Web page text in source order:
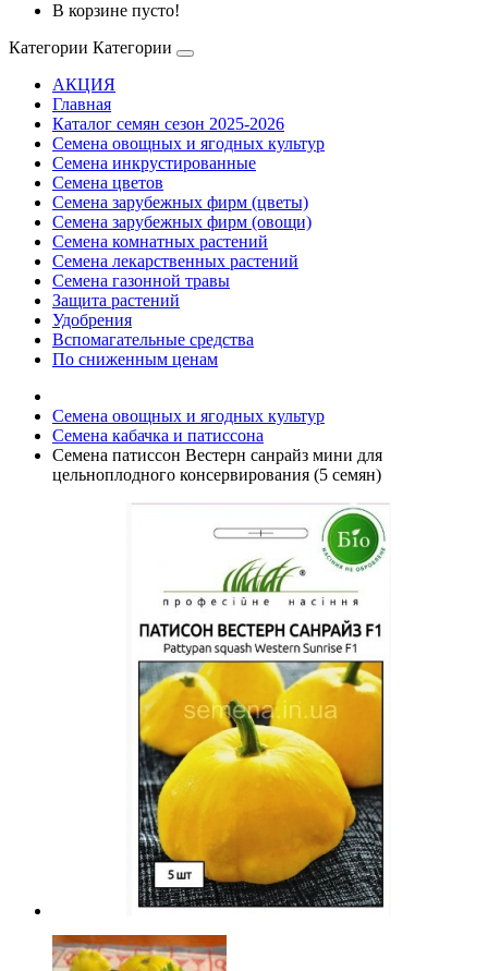
В корзине пусто!
Категории Категории
АКЦИЯ
Главная
Каталог семян сезон 2025-2026
Семена овощных и ягодных культур
Семена инкрустированные
Семена цветов
Семена зарубежных фирм (цветы)
Семена зарубежных фирм (овощи)
Семена комнатных растений
Семена лекарственных растений
Семена газонной травы
Защита растений
Удобрения
Вспомагательные средства
По сниженным ценам
Семена овощных и ягодных культур
Семена кабачка и патиссона
Семена патиссон Вестерн санрайз мини для
цельноплодного консервирования (5 семян)